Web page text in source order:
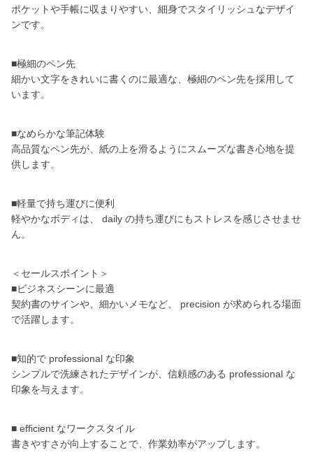
ポケットや手帳に収まりやすい、細身でスタイリッシュなデザイ
ンです。
■極細のペン先
細かい文字をきれいに書くのに最適な、極細のペン先を採用して
います。
■なめらかな筆記体験
高品質なペン先が、紙の上を滑るようにスムーズな書き心地を提
供します。
■軽量で持ち運びに便利
軽やかなボディは、 daily の持ち運びにもストレスを感じさせませ
ん。
＜セールスポイント＞
■ビジネスシーンに最適
契約書のサインや、細かいメモなど、 precision が求められる場面
で活躍します。
■知的で professional な印象
シンプルで洗練されたデザインが、信頼感のある professional な
印象を与えます。
■ efficient なワークスタイル
書きやすさが向上することで、作業効率がアップします。